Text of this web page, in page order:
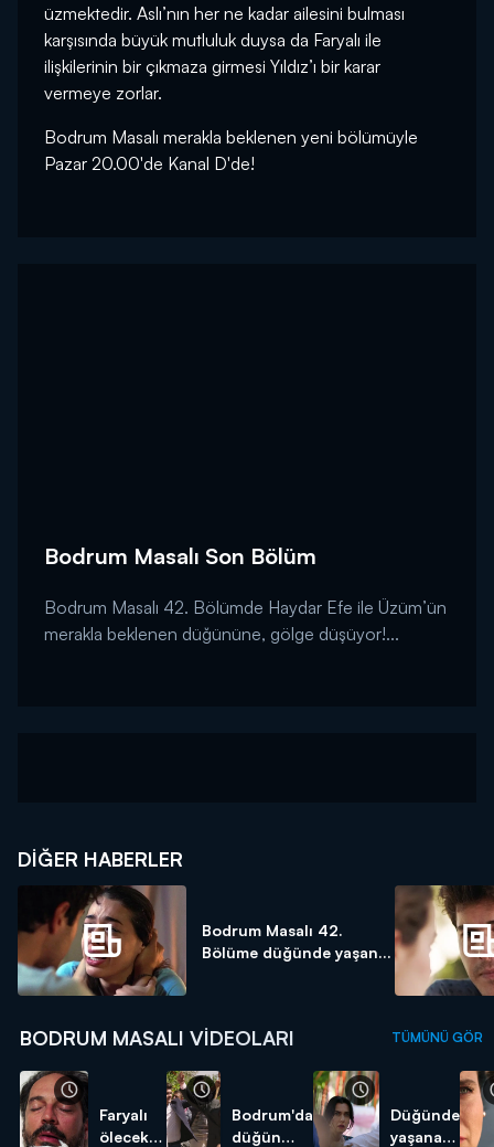
üzmektedir. Aslı’nın her ne kadar ailesini bulması
karşısında büyük mutluluk duysa da Faryalı ile
ilişkilerinin bir çıkmaza girmesi Yıldız’ı bir karar
vermeye zorlar.
Bodrum Masalı merakla beklenen yeni bölümüyle
Pazar 20.00'de Kanal D'de!
Bodrum Masalı Son Bölüm
Bodrum Masalı 42. Bölümde Haydar Efe ile Üzüm’ün
merakla beklenen düğününe, gölge düşüyor!...
DIĞER HABERLER
Bodrum Masalı 42.
Bölüme düğünde yaşan...
BODRUM MASALI VIDEOLARI TÜMÜNÜ GÖR
Faryalı
ölecek
Bodrum'da
düğün
Düğünde
yaşanan